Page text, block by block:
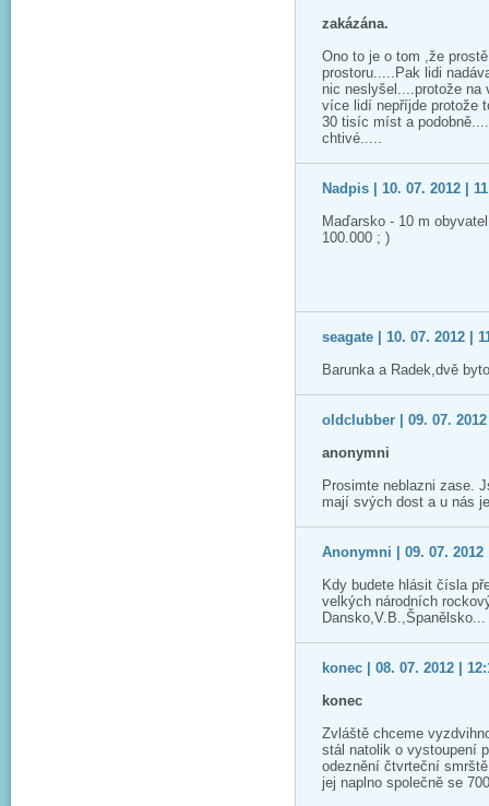
zakázána.
Ono to je o tom ,že
prostoru.....Pak lidi
nic neslyšel....protože
více lidí nepříjde protože
30 tisíc míst a
chtivé.....
Nadpis | 10. 07. 2012 |
Maďarsko - 10 m
100.000 ; )
seagate | 10. 07. 2012 |
Barunka a Radek,dvě
oldclubber | 09. 07. 2012
anonymni
Prosimte neblazni zase.
mají svých dost a u nás
Anonymni | 09. 07. 2012
Kdy budete hlásit čísla
velkých národních
Dansko,V.B.,Španělsko...
konec | 08. 07. 2012 |
konec
Zvláště chceme
stál natolik o vystoupení
odeznění čtvrteční
jej naplno společně se